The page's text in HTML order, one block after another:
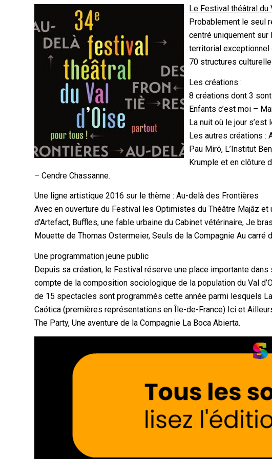
Le Festival théâtral du
Probablement le seul
centré uniquement
territorial exceptionnel
70 structures
Les créations :
8 créations dont 3
Enfants c’est moi –
La nuit où le jour
Les autres créations :
Pau Miró, L’Institut
Krumple et en clôture
– Cendre Chassanne.
Une ligne artistique 2016 sur le thème : Au-delà des Frontières
Avec en ouverture du Festival les Optimistes du Théâtre Majâz
d’Artefact, Buffles, une fable urbaine du Cabinet vétérinaire, Je
Mouette de Thomas Ostermeier, Seuls de la Compagnie Au carré
Une programmation jeune public
Depuis sa création, le Festival réserve une place importante
compte de la composition sociologique de la population du Val
de 15 spectacles sont programmés cette année parmi lesquels
Caótica (premières représentations en Île-de-France) Ici et
The Party, Une aventure de la Compagnie La Boca Abierta.